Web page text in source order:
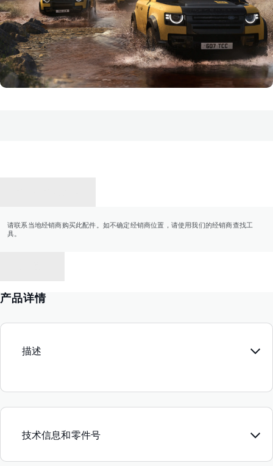
请联系当地经销商购买此配件。如不确定经销商位置，请使用我们的经销商查找工
具。
产品详情
描述
技术信息和零件号